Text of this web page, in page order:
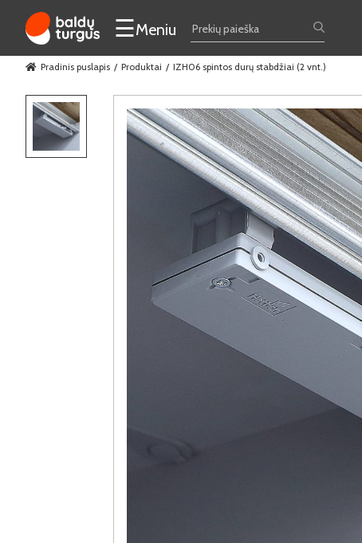
☰Meniu
Pradinis puslapis Produktai IZH06 spintos durų stabdžiai (2 vnt.)